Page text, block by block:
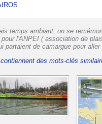
temps ambiant, on se
pour l'ANPEI ( association de
partaient de camargue pour
des mots-clés